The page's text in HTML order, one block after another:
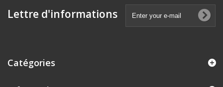
Lettre d'informations
Catégories